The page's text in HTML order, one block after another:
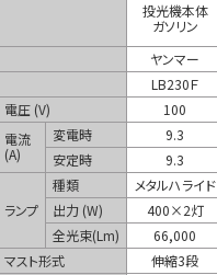
投光機本体
ガソリン
ヤンマー
LB230Ｆ
電圧 (V) 100
電流
(A)
変電時 9.3
安定時
9.3
ランプ
種類 メタルハライド
出力 (W)
400×2灯
全光束(Lm)
66,000
マスト形式
伸縮3段